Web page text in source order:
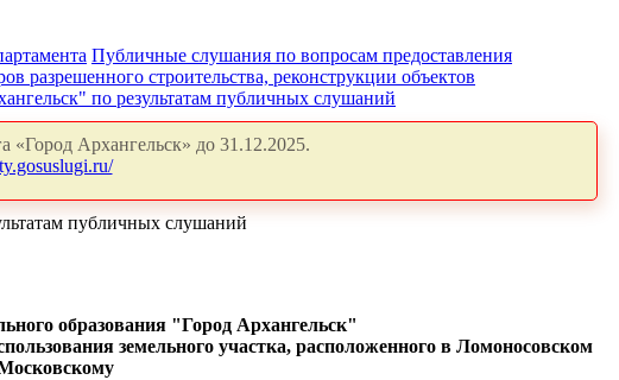
Публичные слушания по вопросам предоставления
разрешенного строительства, реконструкции объектов
по результатам публичных слушаний
«Город Архангельск» до 31.12.2025.
публичных слушаний
образования "Город Архангельск"
земельного участка, расположенного в Ломоносовском